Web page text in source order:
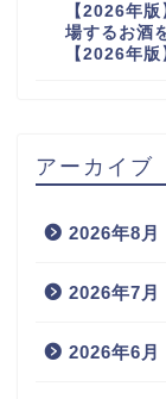
【2026年版
場するお酒
【2026年
アーカイブ
2026年8月
2026年7月
2026年6月